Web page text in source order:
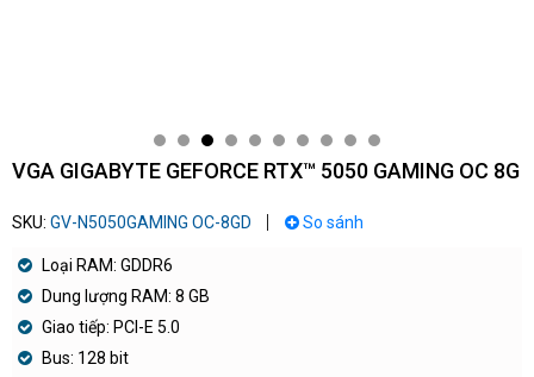
VGA GIGABYTE GEFORCE RTX™ 5050 GAMING OC 8G
SKU: GV-N5050GAMING OC-8GD So sánh
Loại RAM: GDDR6
Dung lượng RAM: 8 GB
Giao tiếp: PCI-E 5.0
Bus: 128 bit